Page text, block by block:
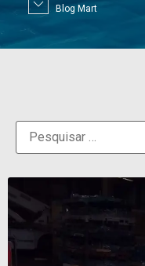
Blog Mart